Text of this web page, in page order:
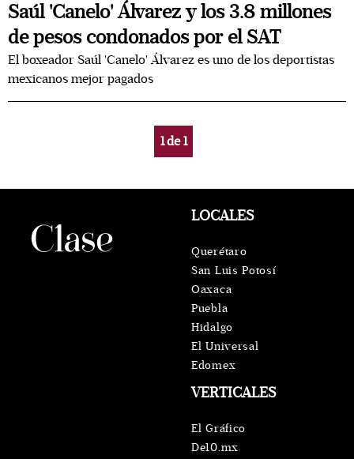
Saúl 'Canelo' Álvarez y los 3.8 millones
de pesos condonados por el SAT
El boxeador Saúl 'Canelo' Álvarez es uno de los deportistas
mexicanos mejor pagados
1de1
VERTICALES
El Gráfico
De10.mx
LOCALES
Querétaro
San Luis Potosí
Oaxaca
Puebla
Hidalgo
El Universal
Edomex